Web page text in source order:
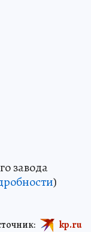
завода
)
kp.ru